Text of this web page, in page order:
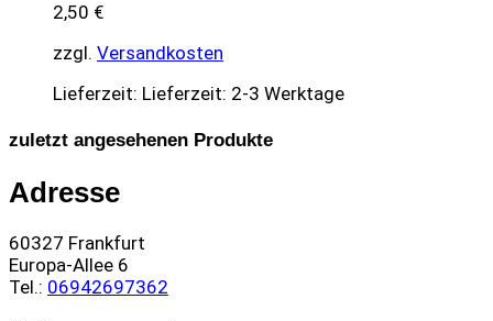
2,50 €
zzgl. Versandkosten
Lieferzeit: Lieferzeit: 2-3 Werktage
zuletzt angesehenen Produkte
Adresse
60327 Frankfurt
Europa-Allee 6
Tel.: 06942697362